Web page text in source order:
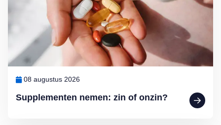
Supplementen nemen: zin of onzin?
08 augustus 2026